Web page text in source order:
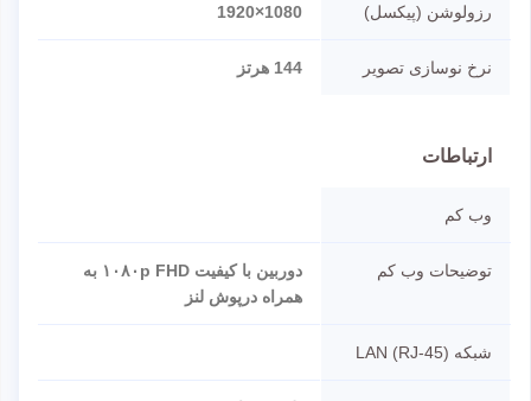
رزولوشن (پیکسل) 1080×1920
نرخ نوسازی تصویر 144 هرتز
ارتباطات
وب کم
توضیحات وب کم
دوربین با کیفیت ۱۰۸۰p FHD به
همراه درپوش لنز
شبکه LAN (RJ-45)